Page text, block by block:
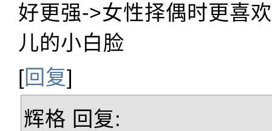
好更强->女性择偶时更喜
儿的小白脸
[回复]
辉格 回复: